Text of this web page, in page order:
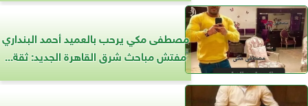
مصطفى مكي يرحب بالعميد أحمد البنداري
مفتش مباحث شرق القاهرة الجديد: ثقة...